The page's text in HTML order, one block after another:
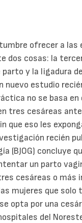
ofrecer a las
dos cosas: la
y la ligadura
nuevo estudio
no se basa
tres cesáreas
que eso les
recién
(BJOG) concluye
un parto
cesáreas o
mujeres que
opta por una
del